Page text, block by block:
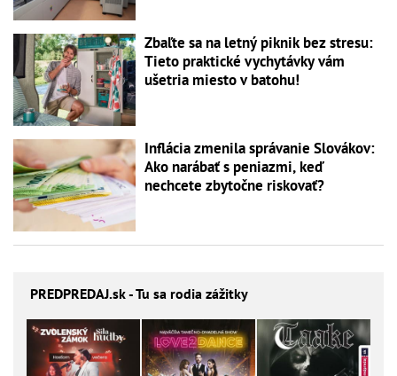
Zbaľte sa na letný piknik bez stresu:
Tieto praktické vychytávky vám
ušetria miesto v batohu!
Inflácia zmenila správanie Slovákov:
Ako narábať s peniazmi, keď
nechcete zbytočne riskovať?
PREDPREDAJ.sk - Tu sa rodia zážitky